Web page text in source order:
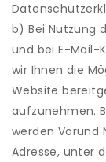
b) Bei Nutzung
und bei E-Mail-
wir Ihnen die
Website
aufzunehmen.
werden Vorund
Adresse, unter